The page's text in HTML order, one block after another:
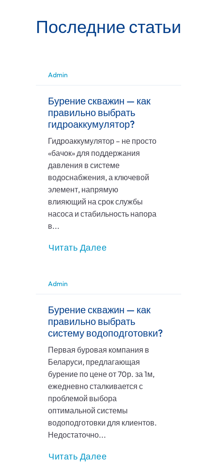
Последние статьи
Admin
Бурение скважин — как
правильно выбрать
гидроаккумулятор?
Гидроаккумулятор – не просто
«бачок» для поддержания
давления в системе
водоснабжения, а ключевой
элемент, напрямую
влияющий на срок службы
насоса и стабильность напора
в...
Читать Далее
Admin
Бурение скважин — как
правильно выбрать
систему водоподготовки?
Первая буровая компания в
Беларуси, предлагающая
бурение по цене от 70р. за 1м,
ежедневно сталкивается с
проблемой выбора
оптимальной системы
водоподготовки для клиентов.
Недостаточно...
Читать Далее